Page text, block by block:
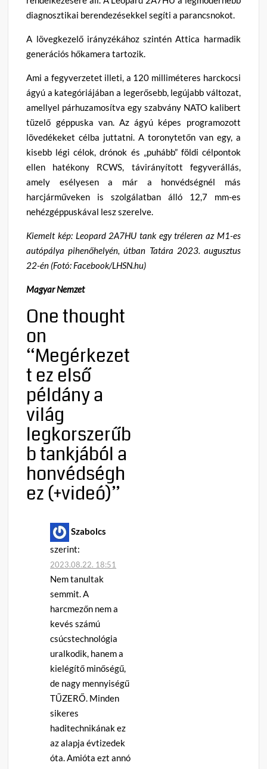
diagnosztikai berendezésekkel segíti a parancsnokot.
A lövegkezelő irányzékához szintén Attica harmadik
generációs hőkamera tartozik.
Ami a fegyverzetet illeti, a 120 milliméteres harckocsi
ágyú a kategóriájában a legerősebb, legújabb változat,
amellyel párhuzamosítva egy szabvány NATO kalibert
tüzelő géppuska van. Az ágyú képes programozott
lövedékeket célba juttatni. A toronytetőn van egy, a
kisebb légi célok, drónok és „puhább” földi célpontok
ellen hatékony RCWS, távirányított fegyverállás,
amely esélyesen a már a honvédségnél más
harcjárműveken is szolgálatban álló 12,7 mm-es
nehézgéppuskával lesz szerelve.
Kiemelt kép: Leopard 2A7HU tank egy tréleren az M1-es
autópálya pihenőhelyén, útban Tatára 2023. augusztus
22-én (Fotó: Facebook/LHSN.hu)
Magyar Nemzet
One thought
on
“Megérkezet
t ez első
példány a
világ
legkorszerűb
b tankjából a
honvédségh
ez (+videó)”
Szabolcs
szerint:
2023.08.22. 18:51
Nem tanultak
semmit. A
harcmezőn nem a
kevés számú
csúcstechnológia
uralkodik, hanem a
kielégítő minőségű,
de nagy mennyiségű
TŰZERŐ. Minden
sikeres
haditechnikának ez
az alapja évtizedek
óta. Amióta ezt annó